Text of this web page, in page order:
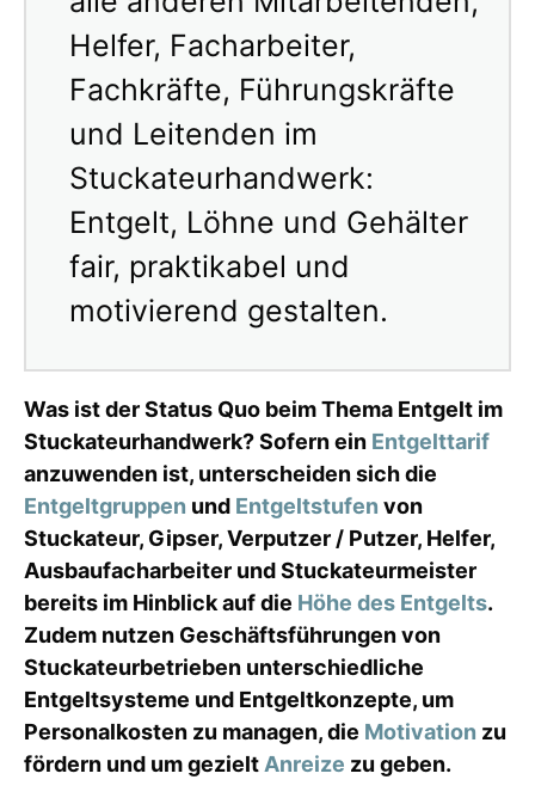
Helfer, Facharbeiter,
Fachkräfte, Führungskräfte
und Leitenden im
Stuckateurhandwerk:
Entgelt, Löhne und Gehälter
fair, praktikabel und
motivierend gestalten.
Was ist der Status Quo beim Thema Entgelt im
Stuckateurhandwerk? Sofern ein Entgelttarif
anzuwenden ist, unterscheiden sich die
Entgeltgruppen und Entgeltstufen von
Stuckateur, Gipser, Verputzer / Putzer, Helfer,
Ausbaufacharbeiter und Stuckateurmeister
bereits im Hinblick auf die Höhe des Entgelts.
Zudem nutzen Geschäftsführungen von
Stuckateurbetrieben unterschiedliche
Entgeltsysteme und Entgeltkonzepte, um
Personalkosten zu managen, die Motivation zu
fördern und um gezielt Anreize zu geben.